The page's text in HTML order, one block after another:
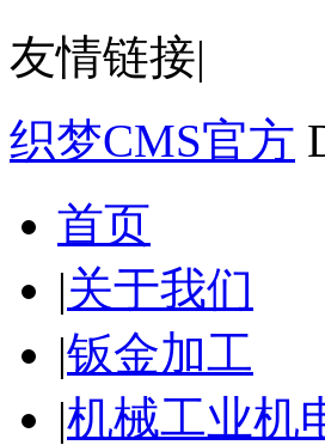
友情链接|
织梦CMS官方
首页
|关于我们
|钣金加工
|机械工业机